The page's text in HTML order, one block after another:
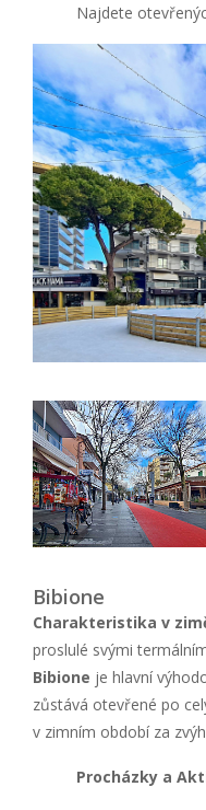
Najdete
Bibione
Charakteristika v
proslulé svými
Bibione je hlavní
zůstává otevřené po
v zimním období za
Procházky a